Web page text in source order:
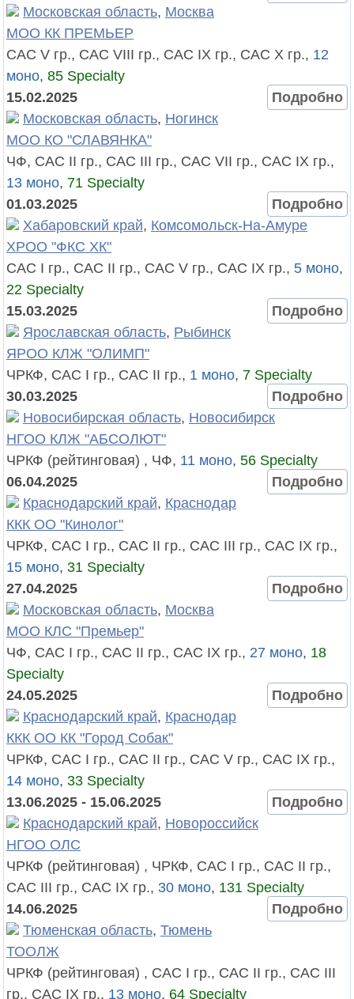
Московская область, Москва
МОО КК ПРЕМЬЕР
САС V гр., САС VIII гр., САС IX гр., САС X гр., 12
моно, 85 Specialty
15.02.2025
Подробно
Московская область, Ногинск
МОО КО "СЛАВЯНКА"
ЧФ, САС II гр., САС III гр., САС VII гр., САС IX гр.,
13 моно, 71 Specialty
01.03.2025
Подробно
Хабаровский край, Комсомольск-На-Амуре
ХРОО "ФКС ХК"
САС I гр., САС II гр., САС V гр., САС IX гр., 5 моно,
22 Specialty
15.03.2025
Подробно
Ярославская область, Рыбинск
ЯРОО КЛЖ "ОЛИМП"
ЧРКФ, САС I гр., САС II гр., 1 моно, 7 Specialty
30.03.2025
Подробно
Новосибирская область, Новосибирск
НГОО КЛЖ "АБСОЛЮТ"
ЧРКФ (рейтинговая) , ЧФ, 11 моно, 56 Specialty
06.04.2025
Подробно
Краснодарский край, Краснодар
ККК ОО "Кинолог"
ЧРКФ, САС I гр., САС II гр., САС III гр., САС IX гр.,
15 моно, 31 Specialty
27.04.2025
Подробно
Московская область, Москва
МОО КЛС "Премьер"
ЧФ, САС I гр., САС II гр., САС IX гр., 27 моно, 18
Specialty
24.05.2025
Подробно
Краснодарский край, Краснодар
ККК ОО КК "Город Собак"
ЧРКФ, САС I гр., САС II гр., САС V гр., САС IX гр.,
14 моно, 33 Specialty
13.06.2025 - 15.06.2025
Подробно
Краснодарский край, Новороссийск
НГОО ОЛС
ЧРКФ (рейтинговая) , ЧРКФ, САС I гр., САС II гр.,
САС III гр., САС IX гр., 30 моно, 131 Specialty
14.06.2025
Подробно
Тюменская область, Тюмень
ТООЛЖ
ЧРКФ (рейтинговая) , САС I гр., САС II гр., САС III
гр., САС IX гр., 13 моно, 64 Specialty